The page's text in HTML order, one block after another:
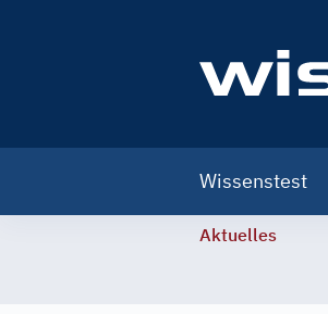
navigation
Wissenstest
Aktuelles